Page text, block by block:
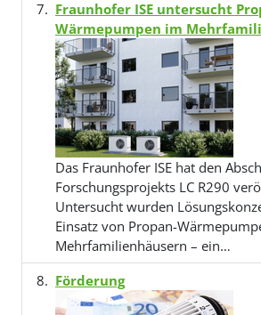
Fraunhofer ISE untersucht
Wärmepumpen im
Das Fraunhofer ISE hat den
Forschungsprojekts LC R290
Untersucht wurden
Einsatz von Propan-
Mehrfamilienhäusern – ein…
Förderung